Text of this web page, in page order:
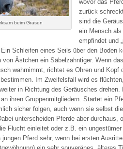
beim Grasen
wovor das
zurück
sind die
ein Mensch als
empfindet und
Schleifen eines Seils über den Boden
Ästchen ein Säbelzahntiger. Wenn
wahrnimmt, richtet es Ohren und Kopf
Im Zweifelsfall wird es
in Richtung des Geräusches drehen.
ihren Gruppenmitgliedern. Startet ein
sicher folgen, auch wenn sie selbst die
unterscheiden Pferde aber durchaus,
Flucht einleitet oder z.B. ein
Pferd sehr, wenn bei ersten